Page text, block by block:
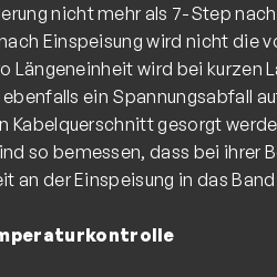
nicht mehr als 7-Step
Einspeisung wird nicht die
Längeneinheit wird bei kurzen
ein Spannungsabfall
Kabelquerschnitt gesorgt
so bemessen, dass bei ihrer
an der Einspeisung in das